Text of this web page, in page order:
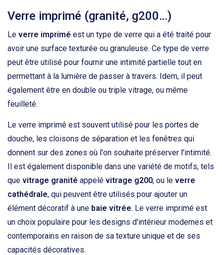
Verre imprimé (granité, g200…)
Le verre imprimé est un type de verre qui a été traité pour
avoir une surface texturée ou granuleuse. Ce type de verre
peut être utilisé pour fournir une intimité partielle tout en
permettant à la lumière de passer à travers. Idem, il peut
également être en double ou triple vitrage, ou même
feuilleté.
Le verre imprimé est souvent utilisé pour les portes de
douche, les cloisons de séparation et les fenêtres qui
donnent sur des zones où l'on souhaite préserver l'intimité.
Il est également disponible dans une variété de motifs, tels
que vitrage granité appelé vitrage g200, ou le verre
cathédrale, qui peuvent être utilisés pour ajouter un
élément décoratif à une baie vitrée. Le verre imprimé est
un choix populaire pour les designs d'intérieur modernes et
contemporains en raison de sa texture unique et de ses
capacités décoratives.